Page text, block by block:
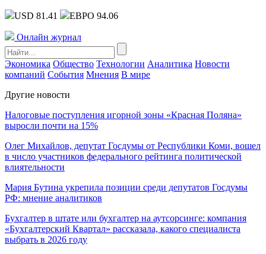
USD 81.41 ЕВРО 94.06
Онлайн журнал
Экономика Общество Технологии Аналитика Новости
компаний События Мнения В мире
Другие новости
Налоговые поступления игорной зоны «Красная Поляна»
выросли почти на 15%
Олег Михайлов, депутат Госдумы от Республики Коми, вошел
в число участников федерального рейтинга политической
влиятельности
Мария Бутина укрепила позиции среди депутатов Госдумы
РФ: мнение аналитиков
Бухгалтер в штате или бухгалтер на аутсорсинге: компания
«Бухгалтерский Квартал» рассказала, какого специалиста
выбрать в 2026 году